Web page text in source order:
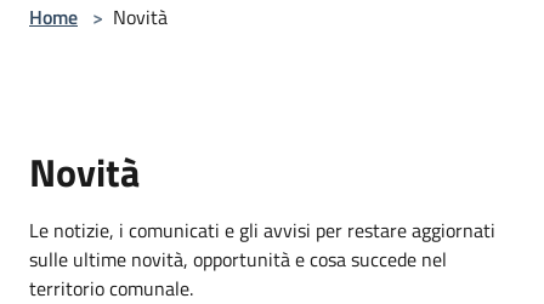
Home > Novità
Novità
Le notizie, i comunicati e gli avvisi per restare aggiornati
sulle ultime novità, opportunità e cosa succede nel
territorio comunale.